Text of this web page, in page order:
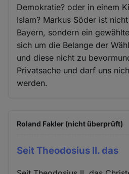
Demokratie? oder in einem
Islam? Markus Söder ist
Bayern, sondern ein
sich um die Belange der
und diese nicht zu
Privatsache und darf uns
werden.
Roland Fakler (nicht überprüft)
Seit Theodosius II. das